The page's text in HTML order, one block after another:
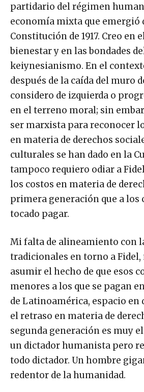
partidario del régimen
economía mixta que emergió
Constitución de 1917. Creo en
bienestar y en las bondades
keiynesianismo. En el
después de la caída del muro
considero de izquierda o
en el terreno moral; sin
ser marxista para reconocer
en materia de derechos
culturales se han dado en la
tampoco requiero odiar a
los costos en materia de
primera generación que a los
tocado pagar.
Mi falta de alineamiento con
tradicionales en torno a
asumir el hecho de que esos
menores a los que se pagan
de Latinoamérica, espacio en
el retraso en materia de
segunda generación es muy
un dictador humanista pero
todo dictador. Un hombre
redentor de la humanidad.